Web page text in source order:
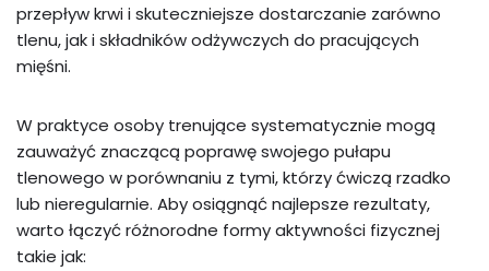
przepływ krwi i skuteczniejsze dostarczanie zarówno
tlenu, jak i składników odżywczych do pracujących
mięśni.
W praktyce osoby trenujące systematycznie mogą
zauważyć znaczącą poprawę swojego pułapu
tlenowego w porównaniu z tymi, którzy ćwiczą rzadko
lub nieregularnie. Aby osiągnąć najlepsze rezultaty,
warto łączyć różnorodne formy aktywności fizycznej
takie jak: